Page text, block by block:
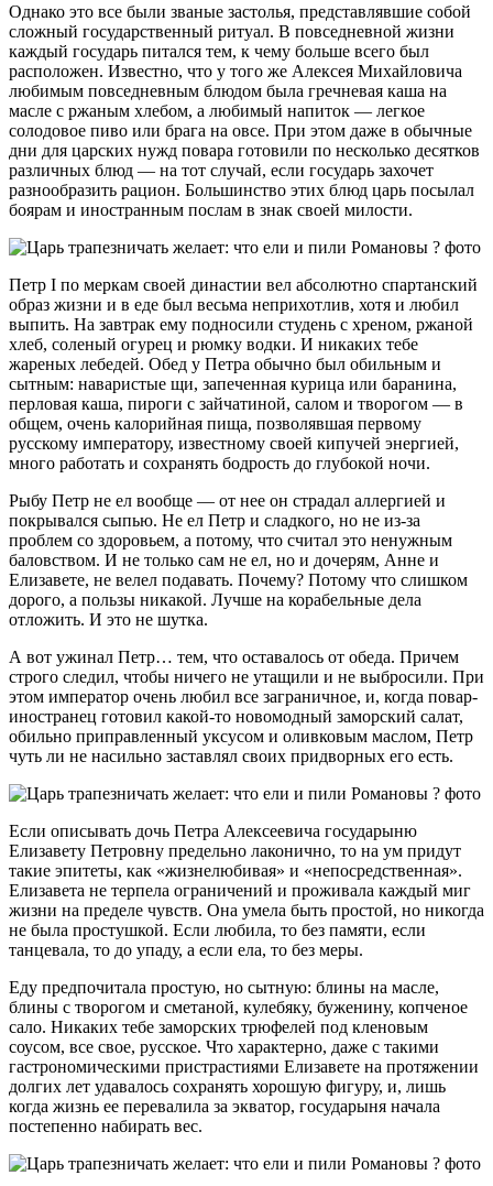
Однако это все были званые застолья, представлявшие собой
сложный государственный ритуал. В повседневной жизни
каждый государь питался тем, к чему больше всего был
расположен. Известно, что у того же Алексея Михайловича
любимым повседневным блюдом была гречневая каша на
масле с ржаным хлебом, а любимый напиток — легкое
солодовое пиво или брага на овсе. При этом даже в обычные
дни для царских нужд повара готовили по несколько десятков
различных блюд — на тот случай, если государь захочет
разнообразить рацион. Большинство этих блюд царь посылал
боярам и иностранным послам в знак своей милости.
Петр I по меркам своей династии вел абсолютно спартанский
образ жизни и в еде был весьма неприхотлив, хотя и любил
выпить. На завтрак ему подносили студень с хреном, ржаной
хлеб, соленый огурец и рюмку водки. И никаких тебе
жареных лебедей. Обед у Петра обычно был обильным и
сытным: наваристые щи, запеченная курица или баранина,
перловая каша, пироги с зайчатиной, салом и творогом — в
общем, очень калорийная пища, позволявшая первому
русскому императору, известному своей кипучей энергией,
много работать и сохранять бодрость до глубокой ночи.
Рыбу Петр не ел вообще — от нее он страдал аллергией и
покрывался сыпью. Не ел Петр и сладкого, но не из-за
проблем со здоровьем, а потому, что считал это ненужным
баловством. И не только сам не ел, но и дочерям, Анне и
Елизавете, не велел подавать. Почему? Потому что слишком
дорого, а пользы никакой. Лучше на корабельные дела
отложить. И это не шутка.
А вот ужинал Петр… тем, что оставалось от обеда. Причем
строго следил, чтобы ничего не утащили и не выбросили. При
этом император очень любил все заграничное, и, когда повар-
иностранец готовил какой-то новомодный заморский салат,
обильно приправленный уксусом и оливковым маслом, Петр
чуть ли не насильно заставлял своих придворных его есть.
Если описывать дочь Петра Алексеевича государыню
Елизавету Петровну предельно лаконично, то на ум придут
такие эпитеты, как «жизнелюбивая» и «непосредственная».
Елизавета не терпела ограничений и проживала каждый миг
жизни на пределе чувств. Она умела быть простой, но никогда
не была простушкой. Если любила, то без памяти, если
танцевала, то до упаду, а если ела, то без меры.
Еду предпочитала простую, но сытную: блины на масле,
блины с творогом и сметаной, кулебяку, буженину, копченое
сало. Никаких тебе заморских трюфелей под кленовым
соусом, все свое, русское. Что характерно, даже с такими
гастрономическими пристрастиями Елизавете на протяжении
долгих лет удавалось сохранять хорошую фигуру, и, лишь
когда жизнь ее перевалила за экватор, государыня начала
постепенно набирать вес.